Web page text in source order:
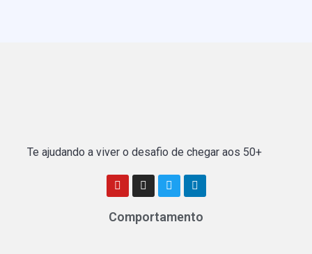
Te ajudando a viver o desafio de chegar aos 50+
Comportamento